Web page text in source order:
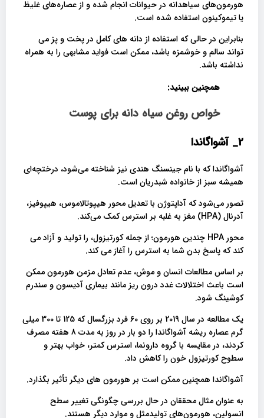
هورمون‌های سیاهدانه در حیوانات انجام شده و از عصاره‌های غلیظ
یا تیموکینون استفاده شده است.
بنابراین در حالی که استفاده از دانه های کامل در پخت و پز می
تواند سالم و خوشمزه باشد، ممکن است فواید مشابهی را به همراه
نداشته باشد.
همچنین ببینید:
خواص روغن سیاه دانه برای پوست
2_ آشواگاندا
آشواگاندا که با نام‌ جینسنگ هندی نیز شناخته می‌شود، درختچه‌ای
همیشه سبز از خانواده شبدریان است.
تصور می‌شود که آداپتوژن با تعدیل محور هیپوتالاموس، هیپوفیز،
آدرنال (HPA) مغز به غلبه بر استرس کمک می‌کند.
محور HPA چندین هورمون؛ از جمله کورتیزول، را تولید و آزاد می
کند که پاسخ بدن شما به استرس را آغاز می کند.
بر اساس مطالعات انسان و موش، عدم تعادل مزمن هورمون ممکن
است باعث اختلالات غدد درون ریز مانند بیماری آدیسون و سندرم
کوشینگ شود.
یک مطالعه در سال 2019 بر روی 60 فرد بزرگسال که 125 تا 300 میلی
گرم عصاره ریشه آشواگاندا را دو بار در روز به مدت 8 هفته مصرف
کردند، در مقایسه با گروه دارونما، استرس کمتر، خواب بهتر و
سطوح کورتیزول خون را کاهش داد.
آشواگاندا همچنین ممکن است بر هورمون های دیگر تأثیر بگذارد.
به عنوان مثال محققان در حال بررسی چگونگی تغییر سطح
انسولین، هورمون‌های تولیدمثل و موارد دیگر هستند.